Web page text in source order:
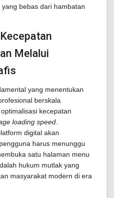
bebas dari hambatan
Melalui
yang menentukan
berskala
kecepatan
loading speed
digital akan
harus menunggu
satu halaman menu
hukum mutlak yang
masyarakat modern di era